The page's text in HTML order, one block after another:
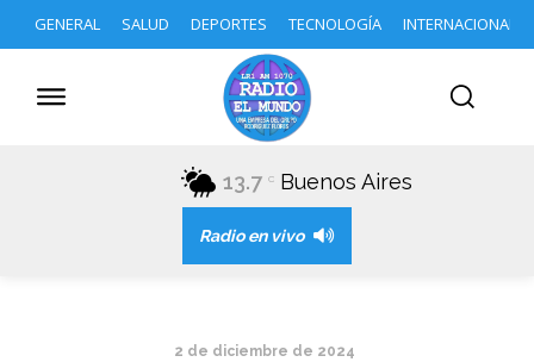
GENERAL SALUD DEPORTES TECNOLOGÍA INTERNACIONAL
13.7 C Buenos Aires
Radio en vivo
2 de diciembre de 2024